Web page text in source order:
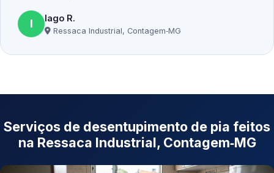
I Iago R.
Ressaca Industrial, Contagem‑MG
Serviços de desentupimento de pia feitos
na Ressaca Industrial, Contagem‑MG